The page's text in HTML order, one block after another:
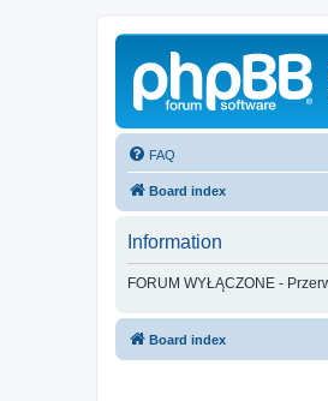
FAQ
Board index
Information
FORUM WYŁĄCZONE -
Board index